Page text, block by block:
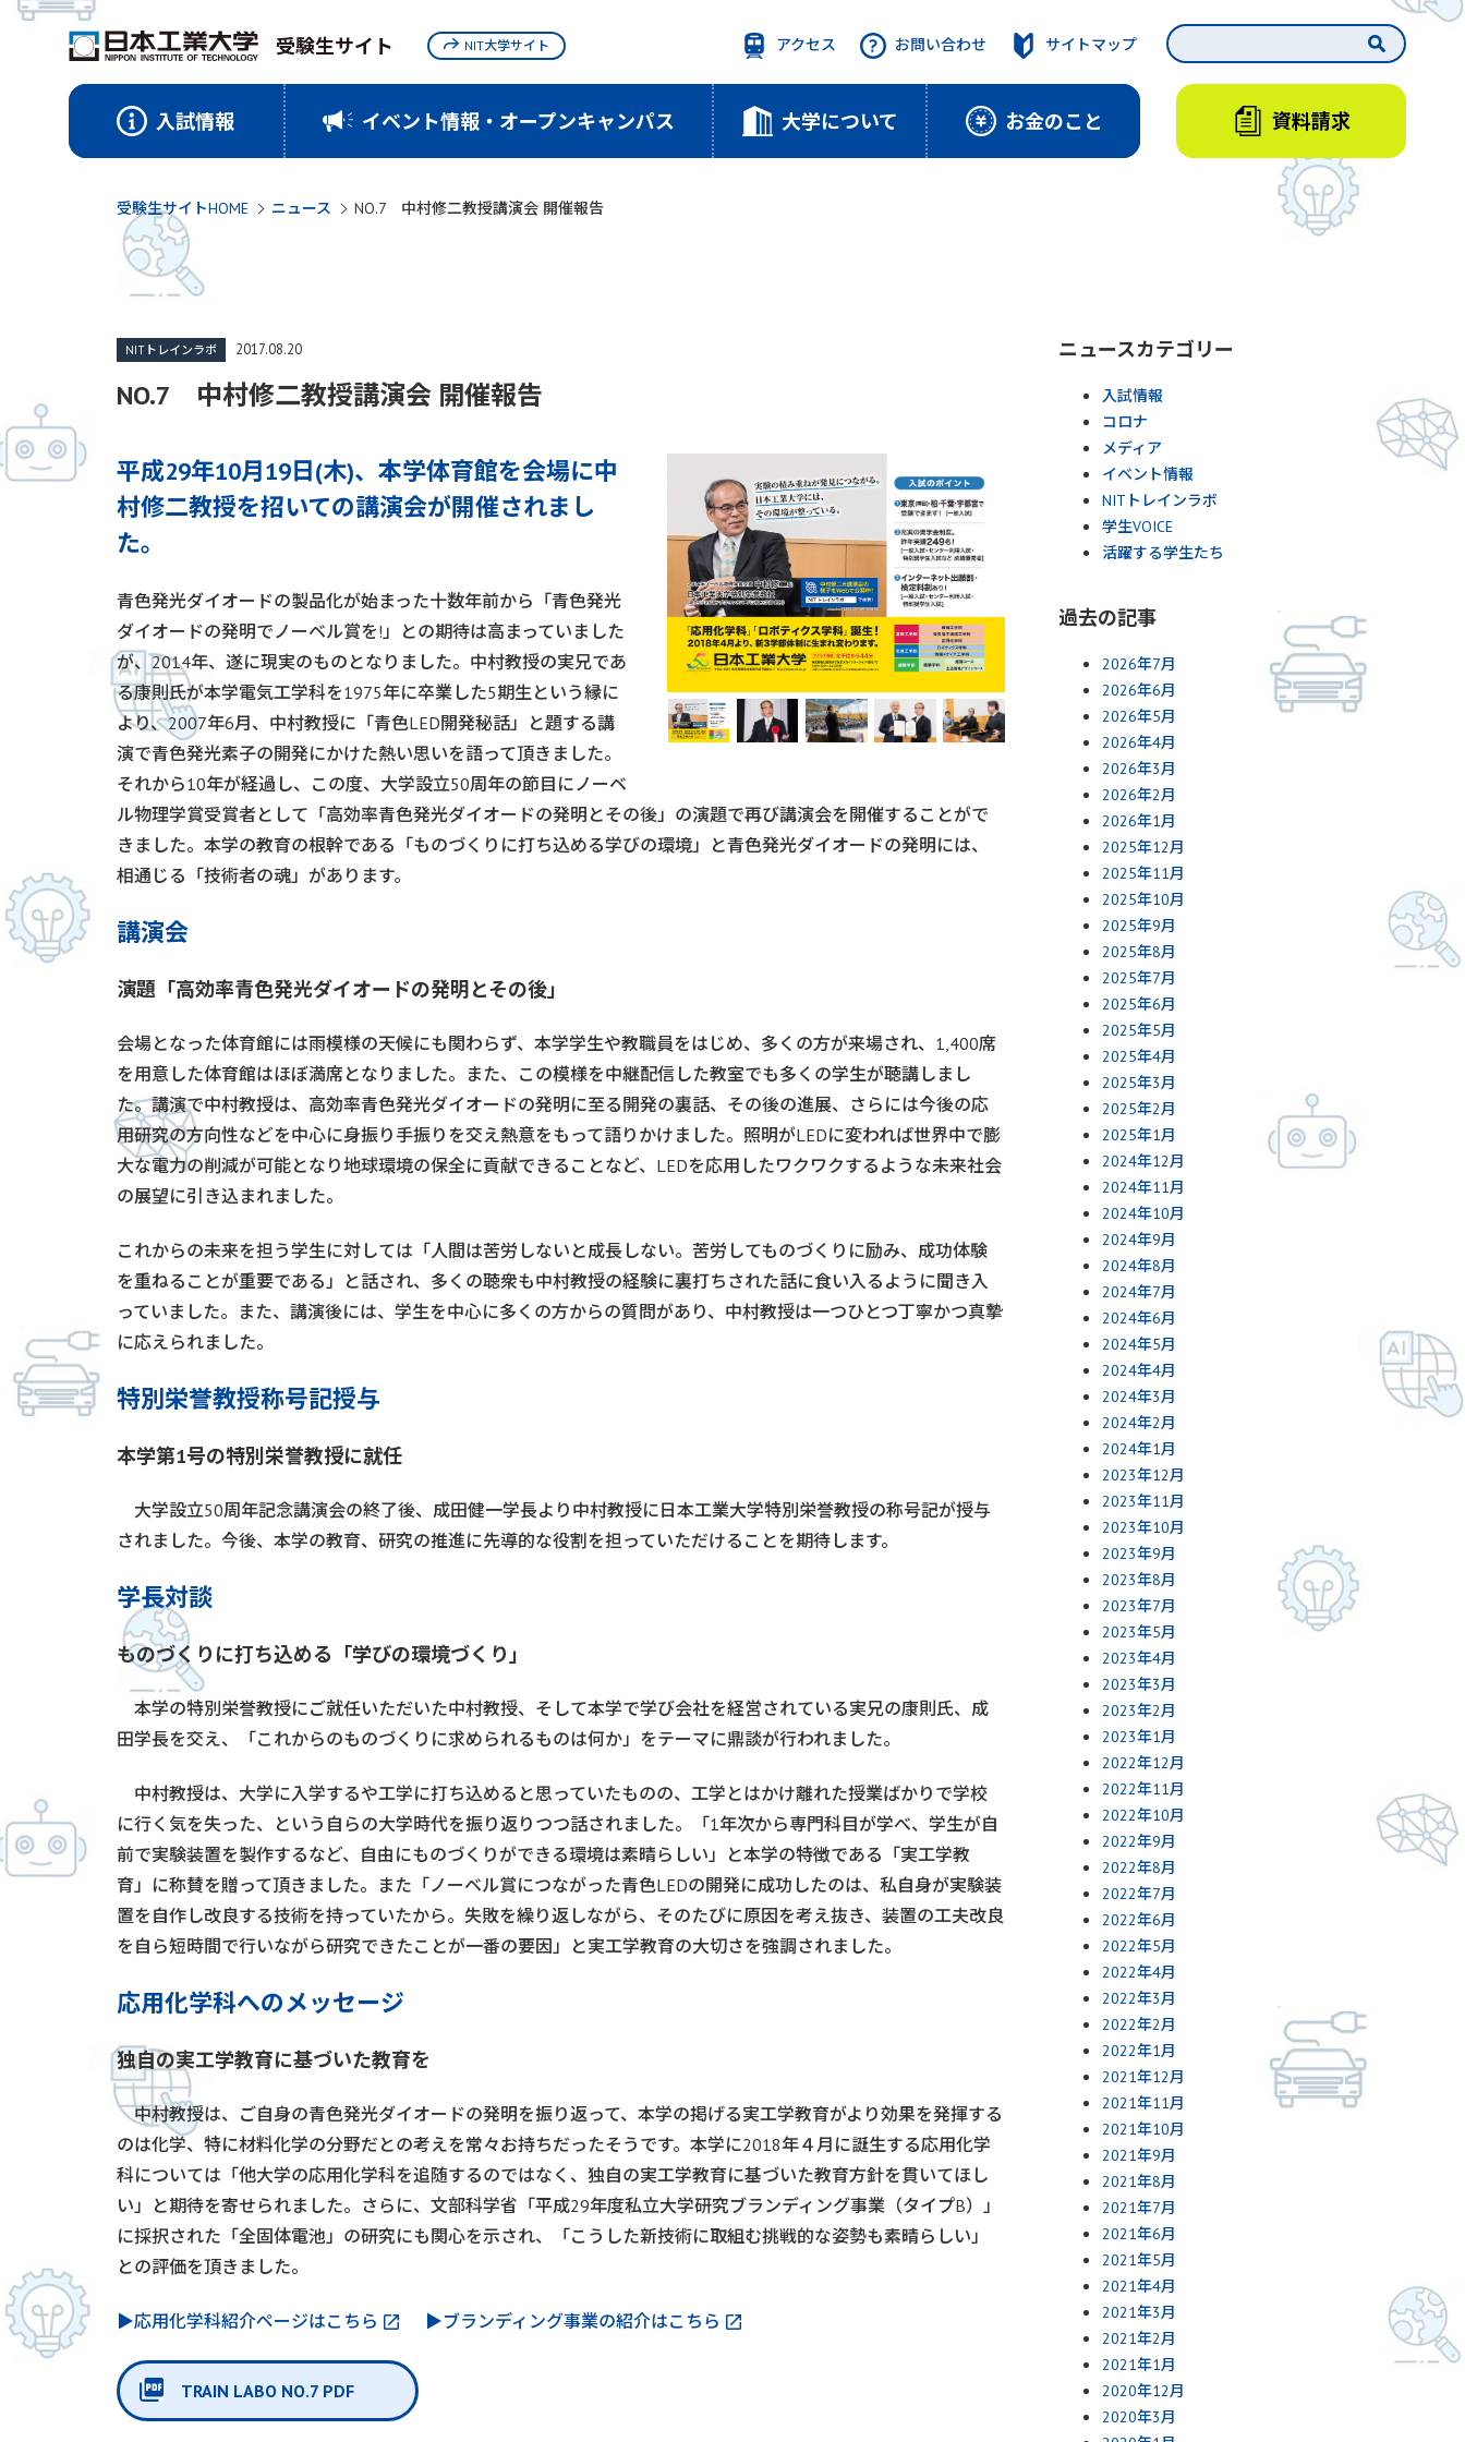
受験生サイト
入試情報 イベント情報・オープンキャンパス 大学について お金のこと
アクセス お問い合わせ サイトマップ
資料請求
NIT大学サイト
受験生サイトHOME ニュース NO.7 中村修二教授講演会 開催報告
NO.7 中村修二教授講演会 開催報告
NITトレインラボ 2017.08.20
平成29年10月19日(木)、本学体育館を会場に中
村修二教授を招いての講演会が開催されまし
た。
青色発光ダイオードの製品化が始まった十数年前から「青色発光
ダイオードの発明でノーベル賞を!」との期待は高まっていました
が、2014年、遂に現実のものとなりました。中村教授の実兄であ
る康則氏が本学電気工学科を1975年に卒業した5期生という縁に
より、2007年6月、中村教授に「青色LED開発秘話」と題する講
演で青色発光素子の開発にかけた熱い思いを語って頂きました。
それから10年が経過し、この度、大学設立50周年の節目にノーベ
ル物理学賞受賞者として「高効率青色発光ダイオードの発明とその後」の演題で再び講演会を開催することがで
きました。本学の教育の根幹である「ものづくりに打ち込める学びの環境」と青色発光ダイオードの発明には、
相通じる「技術者の魂」があります。
講演会
演題「高効率青色発光ダイオードの発明とその後」
会場となった体育館には雨模様の天候にも関わらず、本学学生や教職員をはじめ、多くの方が来場され、1,400席
を用意した体育館はほぼ満席となりました。また、この模様を中継配信した教室でも多くの学生が聴講しまし
た。講演で中村教授は、高効率青色発光ダイオードの発明に至る開発の裏話、その後の進展、さらには今後の応
用研究の方向性などを中心に身振り手振りを交え熱意をもって語りかけました。照明がLEDに変われば世界中で膨
大な電力の削減が可能となり地球環境の保全に貢献できることなど、LEDを応用したワクワクするような未来社会
の展望に引き込まれました。
これからの未来を担う学生に対しては「人間は苦労しないと成長しない。苦労してものづくりに励み、成功体験
を重ねることが重要である」と話され、多くの聴衆も中村教授の経験に裏打ちされた話に食い入るように聞き入
っていました。また、講演後には、学生を中心に多くの方からの質問があり、中村教授は一つひとつ丁寧かつ真摯
に応えられました。
特別栄誉教授称号記授与
本学第1号の特別栄誉教授に就任
大学設立50周年記念講演会の終了後、成田健一学長より中村教授に日本工業大学特別栄誉教授の称号記が授与
されました。今後、本学の教育、研究の推進に先導的な役割を担っていただけることを期待します。
学長対談
ものづくりに打ち込める「学びの環境づくり」
本学の特別栄誉教授にご就任いただいた中村教授、そして本学で学び会社を経営されている実兄の康則氏、成
田学長を交え、「これからのものづくりに求められるものは何か」をテーマに鼎談が行われました。
中村教授は、大学に入学するや工学に打ち込めると思っていたものの、工学とはかけ離れた授業ばかりで学校
に行く気を失った、という自らの大学時代を振り返りつつ話されました。「1年次から専門科目が学べ、学生が自
前で実験装置を製作するなど、自由にものづくりができる環境は素晴らしい」と本学の特徴である「実工学教
育」に称賛を贈って頂きました。また「ノーベル賞につながった青色LEDの開発に成功したのは、私自身が実験装
置を自作し改良する技術を持っていたから。失敗を繰り返しながら、そのたびに原因を考え抜き、装置の工夫改良
を自ら短時間で行いながら研究できたことが一番の要因」と実工学教育の大切さを強調されました。
応用化学科へのメッセージ
独自の実工学教育に基づいた教育を
中村教授は、ご自身の青色発光ダイオードの発明を振り返って、本学の掲げる実工学教育がより効果を発揮する
のは化学、特に材料化学の分野だとの考えを常々お持ちだったそうです。本学に2018年４月に誕生する応用化学
科については「他大学の応用化学科を追随するのではなく、独自の実工学教育に基づいた教育方針を貫いてほし
い」と期待を寄せられました。さらに、文部科学省「平成29年度私立大学研究ブランディング事業（タイプB）」
に採択された「全固体電池」の研究にも関心を示され、「こうした新技術に取組む挑戦的な姿勢も素晴らしい」
との評価を頂きました。
▶応用化学科紹介ページはこちら ▶ブランディング事業の紹介はこちら
TRAIN LABO NO.7 PDF
ニュースカテゴリー
入試情報
コロナ
メディア
イベント情報
NITトレインラボ
学生VOICE
活躍する学生たち
過去の記事
2026年7月
2026年6月
2026年5月
2026年4月
2026年3月
2026年2月
2026年1月
2025年12月
2025年11月
2025年10月
2025年9月
2025年8月
2025年7月
2025年6月
2025年5月
2025年4月
2025年3月
2025年2月
2025年1月
2024年12月
2024年11月
2024年10月
2024年9月
2024年8月
2024年7月
2024年6月
2024年5月
2024年4月
2024年3月
2024年2月
2024年1月
2023年12月
2023年11月
2023年10月
2023年9月
2023年8月
2023年7月
2023年5月
2023年4月
2023年3月
2023年2月
2023年1月
2022年12月
2022年11月
2022年10月
2022年9月
2022年8月
2022年7月
2022年6月
2022年5月
2022年4月
2022年3月
2022年2月
2022年1月
2021年12月
2021年11月
2021年10月
2021年9月
2021年8月
2021年7月
2021年6月
2021年5月
2021年4月
2021年3月
2021年2月
2021年1月
2020年12月
2020年3月